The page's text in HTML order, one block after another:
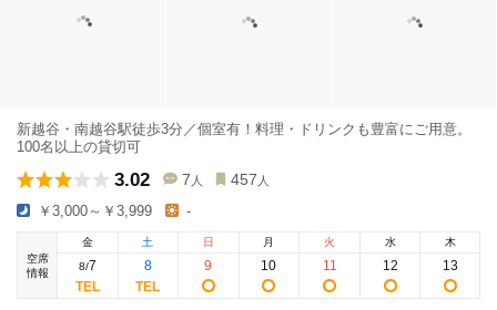
新越谷・南越谷駅徒歩3分／個室有！料理・ドリンクも豊富にご用意。
100名以上の貸切可
3.02 7 人 457 人
￥3,000～￥3,999 -
空席
情報
金
8/7
土
8
日
9
月
10
火
11
水
12
木
13